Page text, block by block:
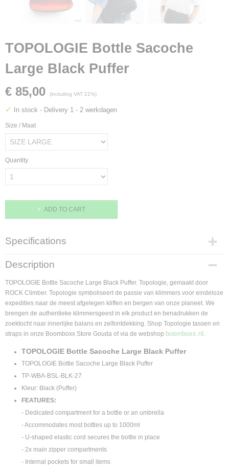
TOPOLOGIE Bottle Sacoche
Large Black Puffer
€ 85,00 (including VAT 21%)
✓ In stock - Delivery 1 - 2 werkdagen
Size / Maat
Quantity
ADD TO CART
Specifications
Product code
4894961013485
EAN code
4894961013485
Supplier product code
TP-WBA-BSL-BLK-27
Description
TOPOLOGIE Bottle Sacoche Large Black Puffer. Topologie, gemaakt door
ROCK Climber. Topologie symboliseert de passie van klimmers voor eindeloze
expedities naar de meest afgelegen kliffen en bergen van onze planeet. We
brengen de authentieke klimmersgeest in elk product en benadrukken de
zoektocht naar innerlijke balans en zelfontdekking. Shop Topologie tassen en
straps in onze Boomboxx Store Gouda of via de webshop boomboxx.nl .
TOPOLOGIE Bottle Sacoche Large Black Puffer
TOPOLOGIE Bottle Sacoche Large Black Puffer
TP-WBA-BSL-BLK-27
Kleur: Black (Puffer)
FEATURES:
- Dedicated compartment for a bottle or an umbrella
- Accommodates most bottles up to 1000ml
- U-shaped elastic cord secures the bottle in place
- 2x main zipper compartments
- Internal pockets for small items